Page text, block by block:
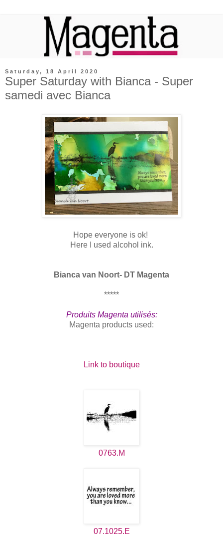
Saturday, 18 April 2020
Super Saturday with Bianca - Super
samedi avec Bianca
Hope everyone is ok!
Here I used alcohol ink.
Bianca van Noort- DT Magenta
*****
Produits Magenta utilisés:
Magenta products used:
Link to boutique
0763.M
07.1025.E